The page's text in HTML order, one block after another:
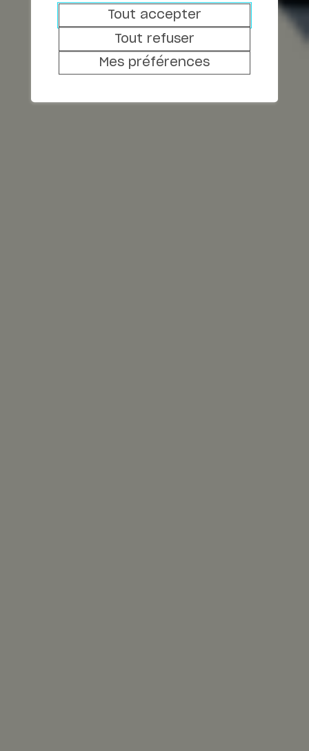
SINERGY COMMERCE SA
SINERGY INFRASTRUCTURE SA
Tout accepter
Tout refuser
Mes préférences